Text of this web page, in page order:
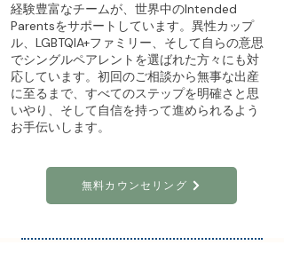
経験豊富なチームが、世界中のIntended
Parentsをサポートしています。異性カップ
ル、LGBTQIA+ファミリー、そして自らの意思
でシングルペアレントを選ばれた方々にも対
応しています。初回のご相談から無事な出産
に至るまで、すべてのステップを明確さと思
いやり、そして自信を持って進められるよう
お手伝いします。
無料カウンセリング